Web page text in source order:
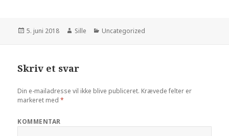
Udgivet
5. juni 2018 Forfatter
Sille Kategorier
Uncategorized
Skriv et svar
Din e-mailadresse vil ikke blive publiceret. Krævede felter er
markeret med*
KOMMENTAR